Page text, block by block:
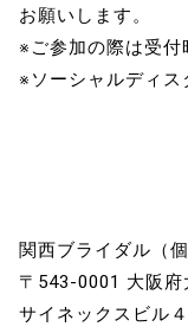
お願いします。
※ご参加の際は受付
※ソーシャルディス
関西ブライダル（
〒543-0001 大阪府
サイネックスビル